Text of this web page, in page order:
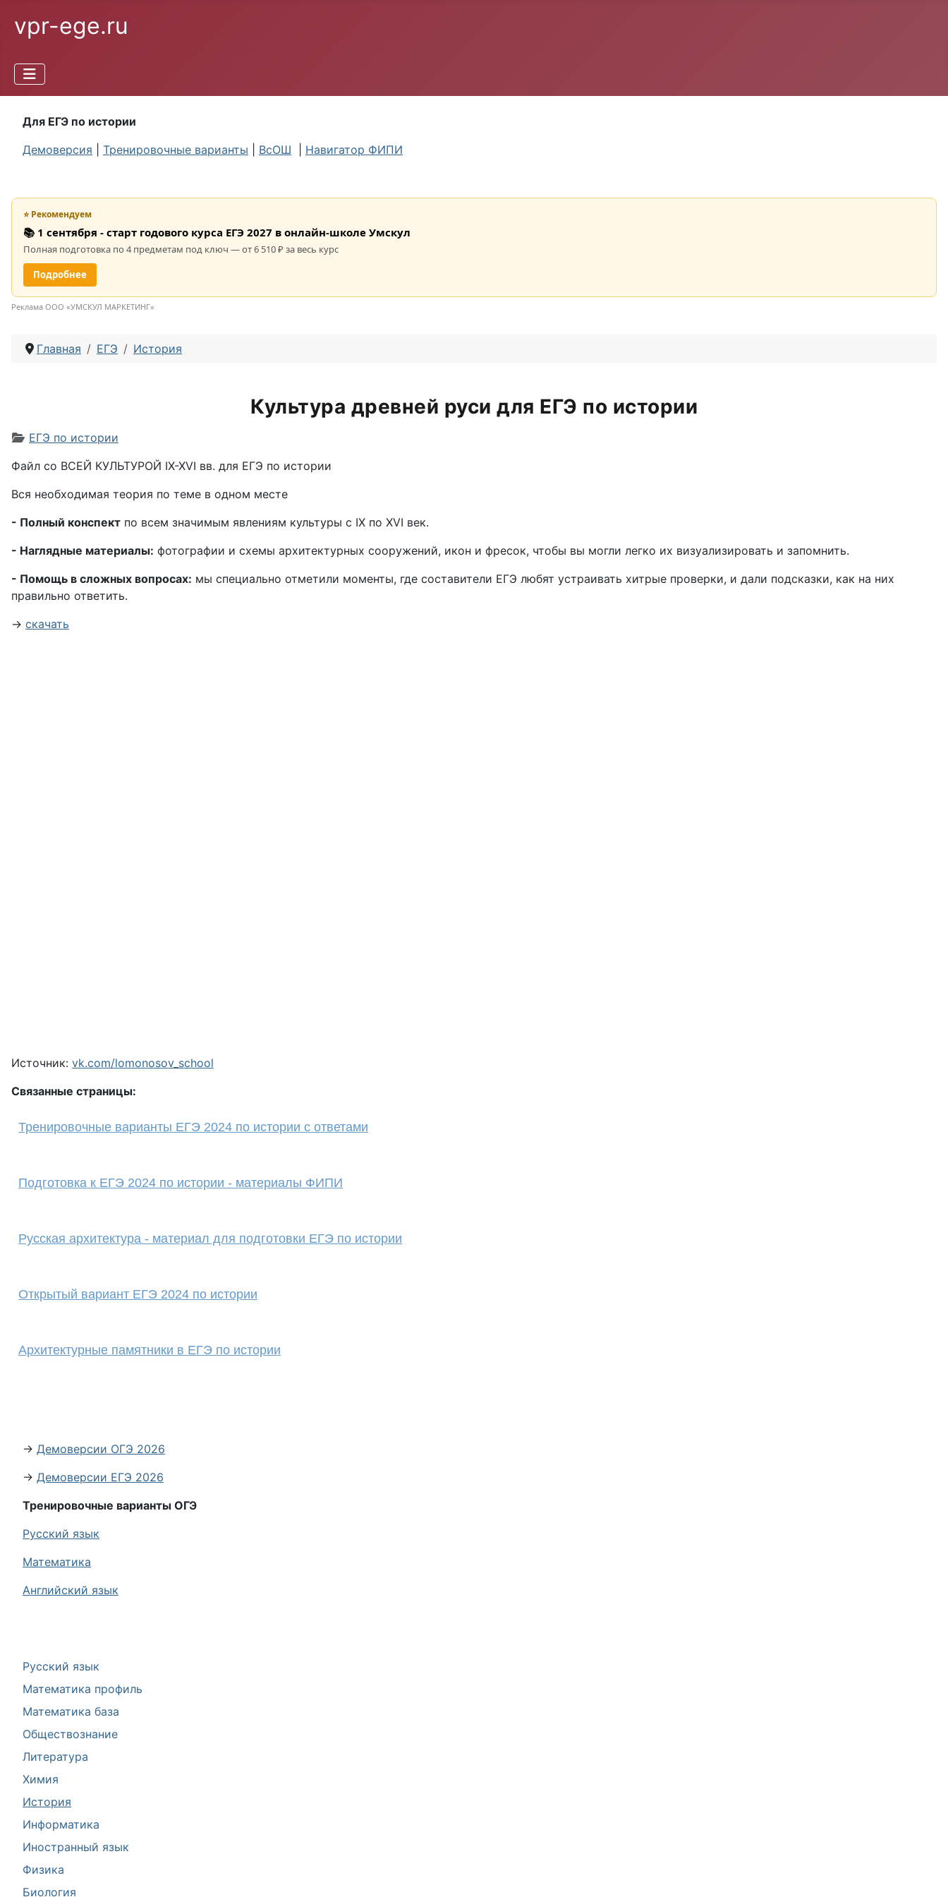
vpr-ege.ru
Для ЕГЭ по истории
Демоверсия
Тренировочные варианты ВсОШ Навигатор ФИПИ
Русский язык
Математика профиль
Математика база
Обществознание
Литература
Химия
История
Информатика
Иностранный язык
Физика
Биология
⭐ Рекомендуем
📚 1 сентября - старт годового курса ЕГЭ 2027 в онлайн-школе Умскул
Полная подготовка по 4 предметам под ключ — от 6 510 ₽ за весь курс
Подробнее
Реклама ООО «УМСКУЛ МАРКЕТИНГ»
Главная ЕГЭ История
Культура древней руси для ЕГЭ по истории
Информация о материале
ЕГЭ по истории
Файл со ВСЕЙ КУЛЬТУРОЙ IX-XVI вв. для ЕГЭ по истории
Вся необходимая теория по теме в одном месте
- Полный конспект по всем значимым явлениям культуры с IX по XVI век.
- Наглядные материалы: фотографии и схемы архитектурных сооружений, икон и фресок, чтобы вы могли легко их визуализировать и запомнить.
- Помощь в сложных вопросах: мы специально отметили моменты, где составители ЕГЭ любят устраивать хитрые проверки, и дали подсказки, как на них
правильно ответить.
→ скачать
Источник: vk.com/lomonosov_school
Связанные страницы:
Тренировочные варианты ЕГЭ 2024 по истории с ответами
Подготовка к ЕГЭ 2024 по истории - материалы ФИПИ
Русская архитектура - материал для подготовки ЕГЭ по истории
Открытый вариант ЕГЭ 2024 по истории
Архитектурные памятники в ЕГЭ по истории
→ Демоверсии ОГЭ 2026
→ Демоверсии ЕГЭ 2026
Тренировочные варианты ОГЭ
Русский язык
Математика
Английский язык